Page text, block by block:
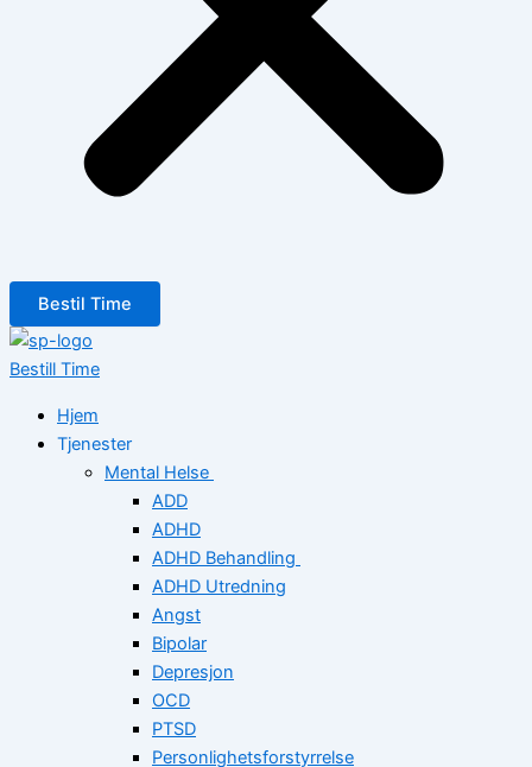
Bestil Time
Bestill Time
Hjem
Tjenester
Mental Helse
ADD
ADHD
ADHD Behandling
ADHD Utredning
Angst
Bipolar
Depresjon
OCD
PTSD
Personlighetsforstyrrelse